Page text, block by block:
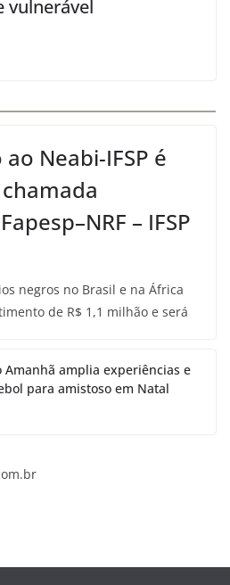
vulnerável
Neabi-IFSP é
– IFSP
negros no Brasil e na África
de R$ 1,1 milhão e será
Amanhã amplia experiências e
para amistoso em Natal